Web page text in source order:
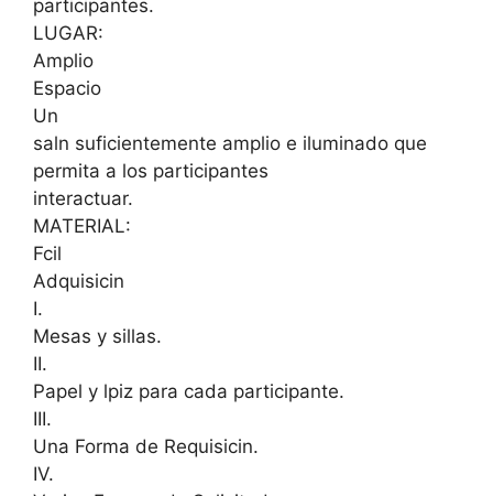
participantes.
LUGAR:
Amplio
Espacio
Un
saln suficientemente amplio e iluminado que
permita a los participantes
interactuar.
MATERIAL:
Fcil
Adquisicin
I.
Mesas y sillas.
II.
Papel y lpiz para cada participante.
III.
Una Forma de Requisicin.
IV.